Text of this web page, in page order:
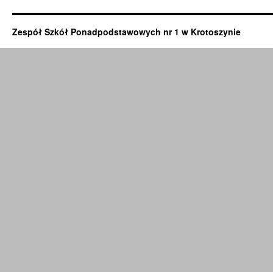
Zespół Szkół Ponadpodstawowych nr 1 w Krotoszynie